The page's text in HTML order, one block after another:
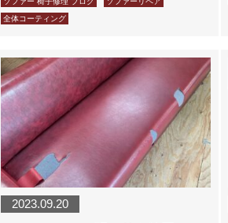
全体コーティング
2023.09.20